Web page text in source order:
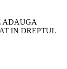
ADAUGA
IN DREPTUL